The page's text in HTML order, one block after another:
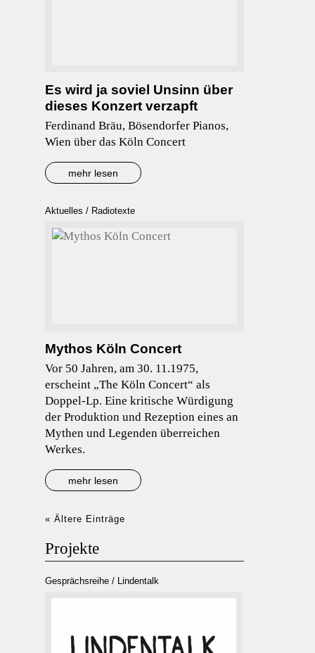
Es wird ja soviel Unsinn über
dieses Konzert verzapft
Ferdinand Bräu, Bösendorfer Pianos,
Wien über das Köln Concert
mehr lesen
Mythos Köln Concert
Aktuelles / Radiotexte
Vor 50 Jahren, am 30. 11.1975,
erscheint „The Köln Concert“ als
Doppel-Lp. Eine kritische Würdigung
der Produktion und Rezeption eines an
Mythen und Legenden überreichen
Werkes.
mehr lesen
« Ältere Einträge
Projekte
Gesprächsreihe / Lindentalk